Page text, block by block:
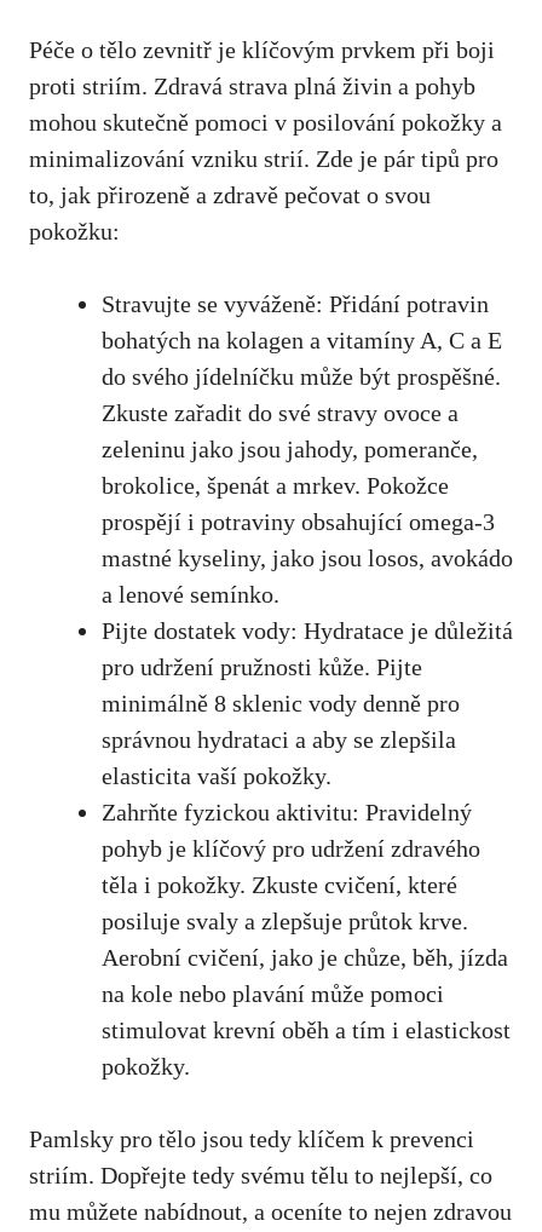
Péče o tělo zevnitř​ je klíčovým prvkem při ‍boji
proti striím. Zdravá strava‌ plná živin a pohyb
mohou skutečně pomoci v posilování pokožky a
minimalizování vzniku strií. Zde ‌je pár tipů pro
to, jak přirozeně a zdravě pečovat​ o svou
pokožku:
Stravujte se vyváženě: Přidání potravin
⁣bohatých na kolagen⁤ a vitamíny A, C a E
⁣do svého jídelníčku může být prospěšné.
Zkuste zařadit do své stravy ovoce a
⁣zeleninu jako jsou jahody, pomeranče,
brokolice, špenát a ⁤mrkev. Pokožce
prospějí i potraviny obsahující omega-3
mastné kyseliny, jako jsou losos, avokádo
a lenové semínko.
Pijte dostatek vody: Hydratace⁤ je důležitá
pro udržení ‌pružnosti kůže. Pijte
minimálně 8 sklenic vody denně pro
správnou hydrataci a aby se​ zlepšila
elasticita vaší pokožky.
Zahrňte fyzickou aktivitu: Pravidelný
pohyb je klíčový⁤ pro udržení zdravého
těla i pokožky. Zkuste cvičení, které
posiluje svaly a zlepšuje ‍průtok krve.
Aerobní ‌cvičení, jako je chůze, běh, jízda
na kole nebo plavání může pomoci
stimulovat krevní oběh a tím i elastickost
pokožky.
Pamlsky pro tělo jsou tedy klíčem k prevenci
striím. Dopřejte tedy svému tělu to nejlepší, co
mu můžete nabídnout, a oceníte to nejen zdravou